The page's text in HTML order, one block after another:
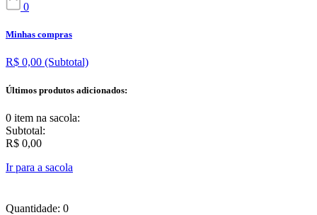
0
Minhas compras
R$ 0,00 (Subtotal)
Últimos produtos adicionados:
0 item na sacola:
Subtotal:
R$ 0,00
Ir para a sacola
Quantidade: 0